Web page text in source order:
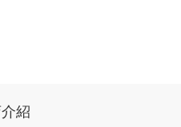
紹